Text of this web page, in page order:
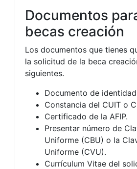
Documentos
becas creación
Los documentos que tienes
la solicitud de la beca
siguientes.
Documento de
Constancia del CUIT o
Certificado de la AFIP.
Presentar número de
Uniforme (CBU) o la
Uniforme (CVU).
Currículum Vitae del